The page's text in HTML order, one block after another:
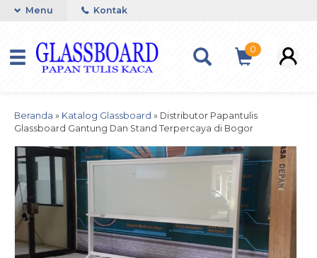
Menu Kontak
0
Beranda » Katalog Glassboard » Distributor Papantulis
Glassboard Gantung Dan Stand Terpercaya di Bogor